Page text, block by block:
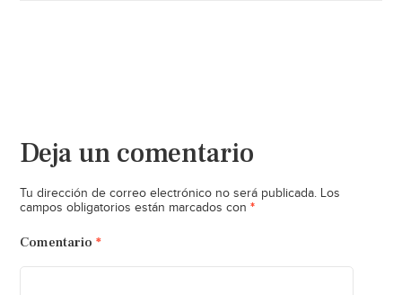
Deja un comentario
Tu dirección de correo electrónico no será publicada. Los
campos obligatorios están marcados con *
Comentario *